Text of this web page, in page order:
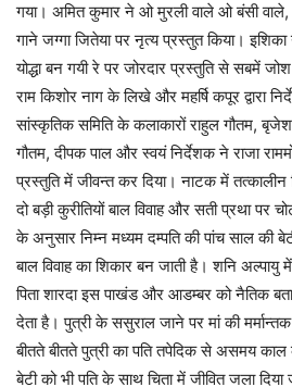
गया। अमित कुमार ने ओ मुरली वाले ओ बंसी वाले,
गाने जग्गा जितेया पर नृत्य प्रस्तुत किया।
योद्धा बन गयी रे पर जोरदार प्रस्तुति से सबमें
राम किशोर नाग के लिखे और महर्षि कपूर द्वारा
सांस्कृतिक समिति के कलाकारों राहुल गौतम,
गौतम, दीपक पाल और स्वयं निर्देशक ने राजा
प्रस्तुति में जीवन्त कर दिया। नाटक में तत्कालीन
दो बड़ी कुरीतियों बाल विवाह और सती प्रथा पर
के अनुसार निम्न मध्यम दम्पति की पांच साल की
बाल विवाह का शिकार बन जाती है। शनि अल्पायु
पिता शारदा इस पाखंड और आडम्बर को नैतिक
देता है। पुत्री के ससुराल जाने पर मां की मर्मान्तक
बीतते बीतते पुत्री का पति तपेदिक से असमय
बेटी को भी पति के साथ चिता में जीवित जला